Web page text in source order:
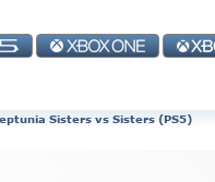
Sisters vs Sisters (PS5)